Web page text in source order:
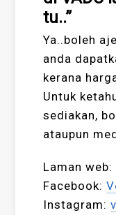
tu..”
Ya..boleh
anda
kerana
Untuk
sediakan,
ataupun
Laman web:
Facebook:
Instagram: